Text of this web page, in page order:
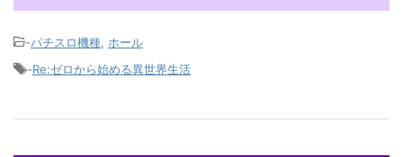
-パチスロ機種 ホール
-Re:ゼロから始める異世界生活